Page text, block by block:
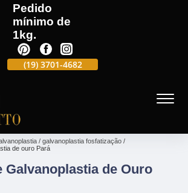
Pedido
mínimo de
1kg.
(19) 3701-4682 (19)
galvanoplastia fosfatização
de ouro Pará
Galvanoplastia de Ouro